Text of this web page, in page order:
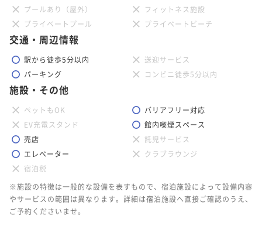
プールあり（屋外）
フィットネス施設
プライベートプール
プライベートビーチ
交通・周辺情報
駅から徒歩5分以内
送迎サービス
パーキング
コンビニ徒歩5分以内
施設・その他
ペットもOK
バリアフリー対応
EV充電スタンド
館内喫煙スペース
売店
託児サービス
エレベーター
クラブラウンジ
宿泊税
※施設の特徴は一般的な設備を表すもので、宿泊施設によって設備内容
やサービスの範囲は異なります。詳細は宿泊施設へ直接ご確認のうえ、
ご予約くださいませ。